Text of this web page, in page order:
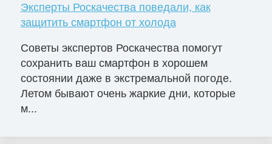
Эксперты Роскачества поведали, как
защитить смартфон от холода
Советы экспертов Роскачества помогут
сохранить ваш смартфон в хорошем
состоянии даже в экстремальной погоде.
Летом бывают очень жаркие дни, которые
м...